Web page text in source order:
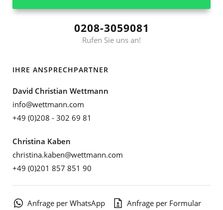
0208-3059081
Rufen Sie uns an!
IHRE ANSPRECHPARTNER
David Christian Wettmann
info@wettmann.com
+49 (0)208 - 302 69 81
Christina Kaben
christina.kaben@wettmann.com
+49 (0)201 857 851 90
Anfrage per WhatsApp Anfrage per Formular